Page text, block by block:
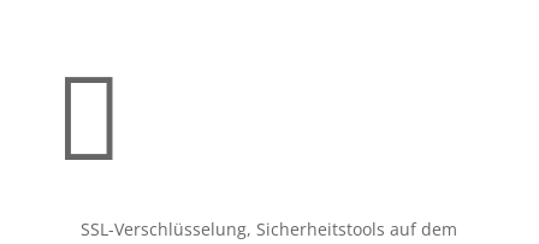

SSL-Verschlüsselung, Sicherheitstools auf dem